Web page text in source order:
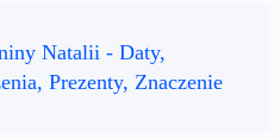
Natalii - Daty,
Prezenty, Znaczenie